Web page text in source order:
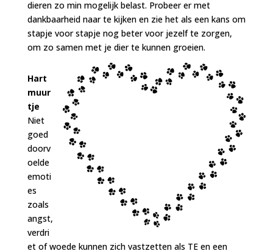
dieren zo min mogelijk belast. Probeer er met
dankbaarheid naar te kijken en zie het als een kans om
stapje voor stapje nog beter voor jezelf te zorgen,
om zo samen met je dier te kunnen groeien.
Hart
muur
tje
Niet
goed
doorv
oelde
emoti
es
zoals
angst,
verdri
et of woede kunnen zich vastzetten als TE en een